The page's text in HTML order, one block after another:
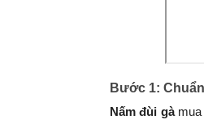
Bước 1:
Nấm đùi gàmua